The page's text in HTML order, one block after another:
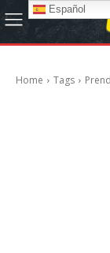
Home Tags
Español